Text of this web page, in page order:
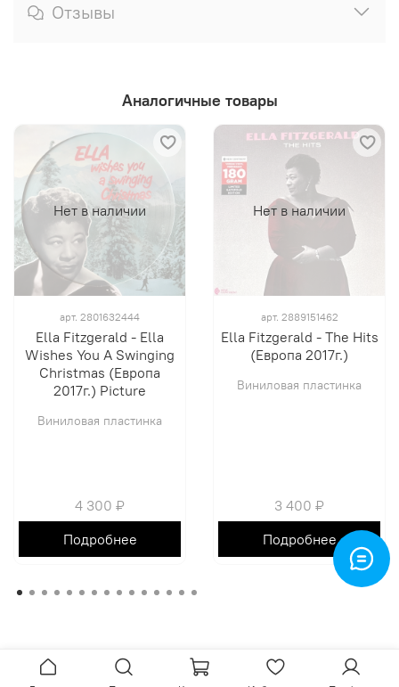
Отзывы
Аналогичные товары
Нет в наличии
арт. 2801632444
Ella Fitzgerald - Ella
Wishes You A Swinging
Christmas (Европа
2017г.) Picture
Виниловая пластинка
4 300 ₽
Подробнее
Нет в наличии
арт. 2889151462
Ella Fitzgerald - The Hits
(Европа 2017г.)
Виниловая пластинка
3 400 ₽
Подробнее